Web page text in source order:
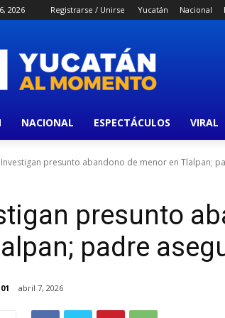
2026 Registrarse / Unirse Yucatán Nacional
NACIONAL ESPECTÁCULOS VIRAL
Investigan presunto abandono de menor en Tlalpan;
presunto
padre
abril 7, 2026